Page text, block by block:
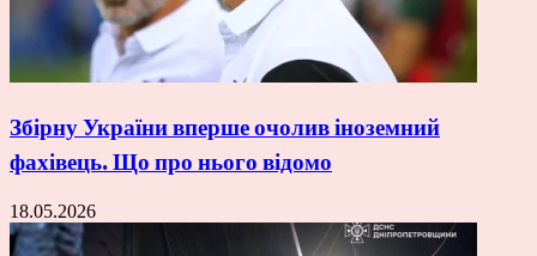
Збірну України вперше очолив іноземний
фахівець. Що про нього відомо
18.05.2026